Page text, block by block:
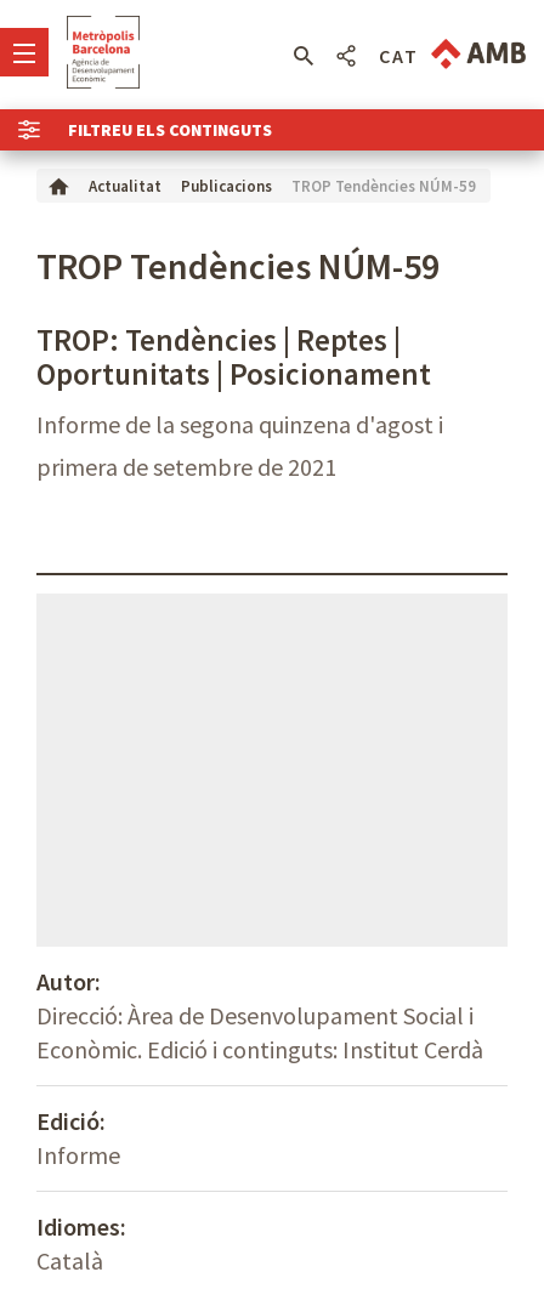
FILTREU ELS CONTINGUTS
CAT
Actualitat Publicacions TROP Tendències NÚM-59
TROP Tendències NÚM-59
TROP: Tendències | Reptes |
Oportunitats | Posicionament
Informe de la segona quinzena d'agost i
primera de setembre de 2021
Autor:
Direcció: Àrea de Desenvolupament Social i
Econòmic. Edició i continguts: Institut Cerdà
Edició:
Informe
Idiomes:
Català